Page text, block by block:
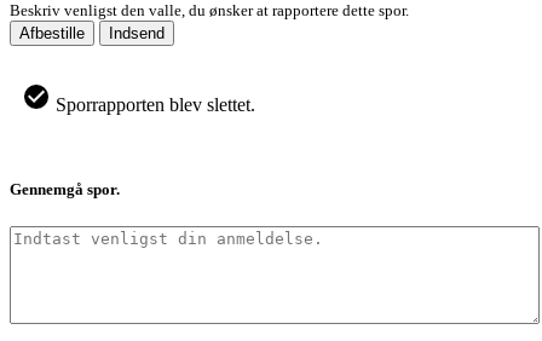
Beskriv venligst den valle, du ønsker at rapportere dette spor.
Afbestille
Indsend
Sporrapporten blev slettet.
Gennemgå spor.